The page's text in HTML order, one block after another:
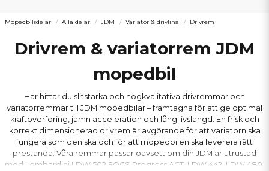
Mopedbilsdelar Alla delar JDM Variator & drivlina Drivrem
Drivrem & variatorrem JDM
mopedbil
Här hittar du slitstarka och högkvalitativa drivremmar och
variatorremmar till JDM mopedbilar – framtagna för att ge optimal
kraftöverföring, jämn acceleration och lång livslängd. En frisk och
korrekt dimensionerad drivrem är avgörande för att variatorn ska
fungera som den ska och för att mopedbilen ska leverera rätt
prestanda. Våra remmar passar oavsett om din JDM är utrustad
med Lombardini LDW 502 FOCS Progress ACT, LDW 442, LDW 480,